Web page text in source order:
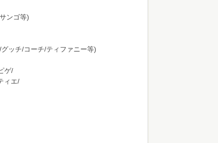
ンゴ等)
ッチ/コーチ/ティファニー等)
ゲ/
ィエ/